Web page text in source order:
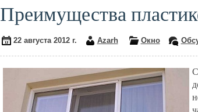
Преимущества
22 августа 2012 г. Azarh Окно